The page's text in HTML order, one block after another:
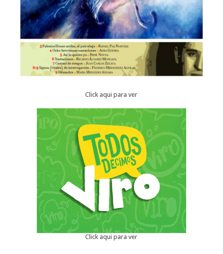
Click aqui para ver
Click aqui para ver